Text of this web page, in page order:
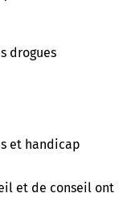
drogues
et handicap
et de conseil ont